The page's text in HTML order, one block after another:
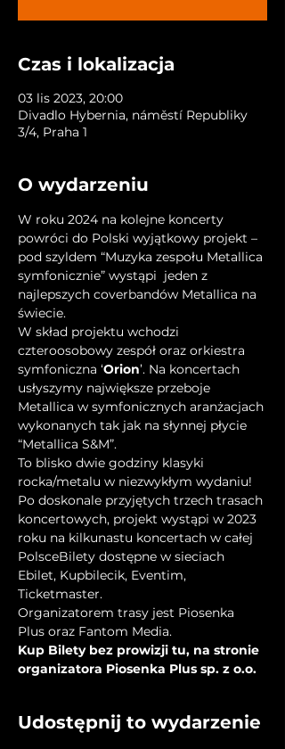
Czas i lokalizacja
03 lis 2023, 20:00
Divadlo Hybernia, náměstí Republiky
3/4, Praha 1
O wydarzeniu
W roku 2024 na kolejne koncerty
powróci do Polski wyjątkowy projekt –
pod szyldem “Muzyka zespołu Metallica
symfonicznie” wystąpi  jeden z
najlepszych coverbandów Metallica na
świecie.
W skład projektu wchodzi
czteroosobowy zespół oraz orkiestra
symfoniczna ‘Orion’. Na koncertach
usłyszymy największe przeboje
Metallica w symfonicznych aranżacjach
wykonanych tak jak na słynnej płycie
“Metallica S&M”.
To blisko dwie godziny klasyki
rocka/metalu w niezwykłym wydaniu!
Po doskonale przyjętych trzech trasach
koncertowych, projekt wystąpi w 2023
roku na kilkunastu koncertach w całej
PolsceBilety dostępne w sieciach
Ebilet, Kupbilecik, Eventim,
Ticketmaster.
Organizatorem trasy jest Piosenka
Plus oraz Fantom Media.
Kup Bilety bez prowizji tu, na stronie
organizatora Piosenka Plus sp. z o.o.
Udostępnij to wydarzenie